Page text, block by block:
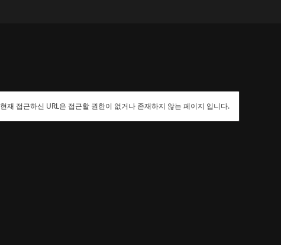
현재 접근하신 URL은 접근할 권한이 없거나 존재하지 않는 페이지 입니다.